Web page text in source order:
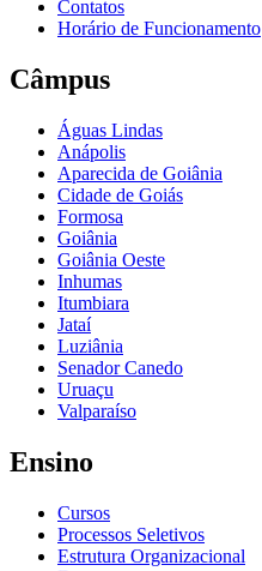
Contatos
Horário de Funcionamento
Câmpus
Águas Lindas
Anápolis
Aparecida de Goiânia
Cidade de Goiás
Formosa
Goiânia
Goiânia Oeste
Inhumas
Itumbiara
Jataí
Luziânia
Senador Canedo
Uruaçu
Valparaíso
Ensino
Cursos
Processos Seletivos
Estrutura Organizacional